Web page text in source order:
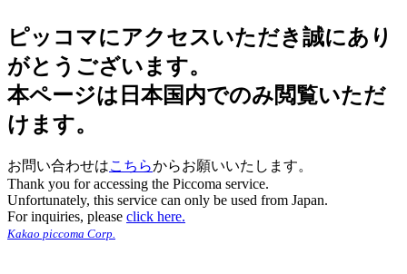
ピッコマにアクセスいただき誠にあり
がとうございます。
本ページは日本国内でのみ閲覧いただ
けます。
お問い合わせはこちらからお願いいたします。
Thank you for accessing the Piccoma service.
Unfortunately, this service can only be used from Japan.
For inquiries, please click here.
Kakao piccoma Corp.